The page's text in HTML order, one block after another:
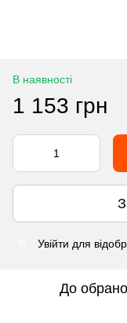
В наявності
1 153 грн
Увійти для
До